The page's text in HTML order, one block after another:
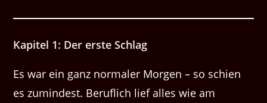
Kapitel 1: Der erste Schlag
Es war ein ganz normaler Morgen – so schien
es zumindest. Beruflich lief alles wie am